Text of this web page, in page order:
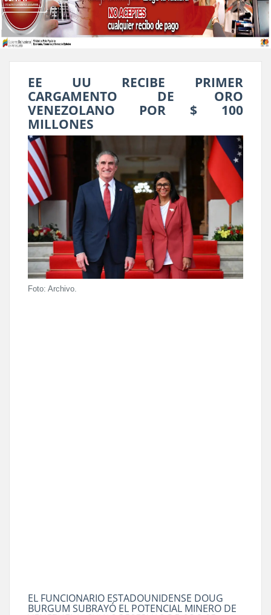
EE UU RECIBE PRIMER
CARGAMENTO DE ORO
VENEZOLANO POR $ 100
MILLONES
Foto: Archivo.
EL FUNCIONARIO ESTADOUNIDENSE DOUG
BURGUM SUBRAYÓ EL POTENCIAL MINERO DE